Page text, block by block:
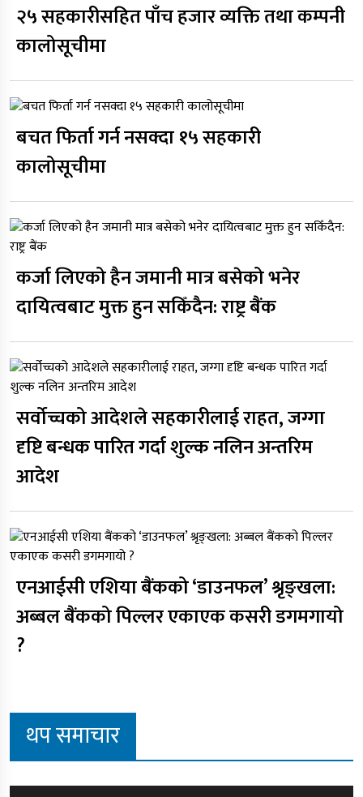
२५ सहकारीसहित पाँच हजार व्यक्ति तथा कम्पनी
कालोसूचीमा
बचत फिर्ता गर्न नसक्दा १५ सहकारी
कालोसूचीमा
कर्जा लिएको हैन जमानी मात्र बसेको भनेर
दायित्वबाट मुक्त हुन सकिँदैन: राष्ट्र बैंक
सर्वोच्चको आदेशले सहकारीलाई राहत, जग्गा
दृष्टि बन्धक पारित गर्दा शुल्क नलिन अन्तरिम
आदेश
एनआईसी एशिया बैंकको ‘डाउनफल’ श्रृङ्खला:
अब्बल बैंकको पिल्लर एकाएक कसरी डगमगायो
?
थप समाचार